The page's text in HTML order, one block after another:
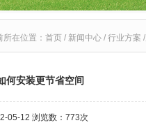
所在位置：首页 / 新闻中心 / 行业方案
何安装更节省空间
05-12 浏览数： 773次